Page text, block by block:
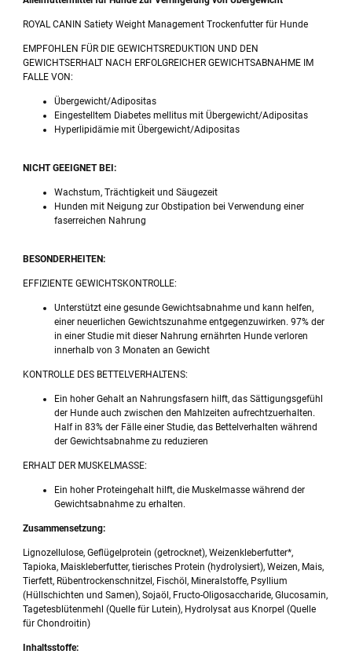
ROYAL CANIN Satiety Weight Management Trockenfutter für Hunde
EMPFOHLEN FÜR DIE GEWICHTSREDUKTION UND DEN
GEWICHTSERHALT NACH ERFOLGREICHER GEWICHTSABNAHME IM
FALLE VON:
Übergewicht/Adipositas
Eingestelltem Diabetes mellitus mit Übergewicht/Adipositas
Hyperlipidämie mit Übergewicht/Adipositas
NICHT GEEIGNET BEI:
Wachstum, Trächtigkeit und Säugezeit
Hunden mit Neigung zur Obstipation bei Verwendung einer
faserreichen Nahrung
BESONDERHEITEN:
EFFIZIENTE GEWICHTSKONTROLLE:
Unterstützt eine gesunde Gewichtsabnahme und kann helfen,
einer neuerlichen Gewichtszunahme entgegenzuwirken. 97% der
in einer Studie mit dieser Nahrung ernährten Hunde verloren
innerhalb von 3 Monaten an Gewicht
KONTROLLE DES BETTELVERHALTENS:
Ein hoher Gehalt an Nahrungsfasern hilft, das Sättigungsgefühl
der Hunde auch zwischen den Mahlzeiten aufrechtzuerhalten.
Half in 83% der Fälle einer Studie, das Bettelverhalten während
der Gewichtsabnahme zu reduzieren
ERHALT DER MUSKELMASSE:
Ein hoher Proteingehalt hilft, die Muskelmasse während der
Gewichtsabnahme zu erhalten.
Zusammensetzung:
Lignozellulose, Geflügelprotein (getrocknet), Weizenkleberfutter*,
Tapioka, Maiskleberfutter, tierisches Protein (hydrolysiert), Weizen, Mais,
Tierfett, Rübentrockenschnitzel, Fischöl, Mineralstoffe, Psyllium
(Hüllschichten und Samen), Sojaöl, Fructo-Oligosaccharide, Glucosamin,
Tagetesblütenmehl (Quelle für Lutein), Hydrolysat aus Knorpel (Quelle
für Chondroitin)
Inhaltsstoffe: